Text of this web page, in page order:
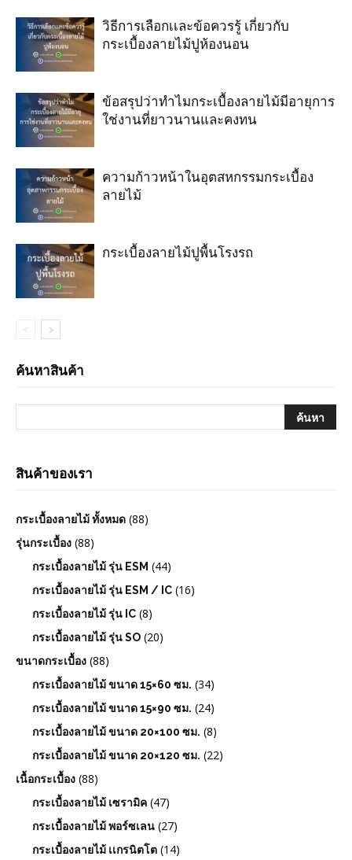
วิธีการเลือกเเละข้อควรรู้ เกี่ยวกับ
กระเบื้องลายไม้ปูห้องนอน
ข้อสรุปว่าทำไมกระเบื้องลายไม้มีอายุการ
ใช่งานที่ยาวนานและคงทน
ความก้าวหน้าในอุตสหกรรมกระเบื้อง
ลายไม้
กระเบื้องลายไม้ปูพื้นโรงรถ
ค้นหาสินค้า
สินค้าของเรา
กระเบื้องลายไม้ ทั้งหมด (88)
รุ่นกระเบื้อง (88)
กระเบื้องลายไม้ รุ่น ESM (44)
กระเบื้องลายไม้ รุ่น ESM / IC (16)
กระเบื้องลายไม้ รุ่น IC (8)
กระเบื้องลายไม้ รุ่น SO (20)
ขนาดกระเบื้อง (88)
กระเบื้องลายไม้ ขนาด 15×60 ซม. (34)
กระเบื้องลายไม้ ขนาด 15×90 ซม. (24)
กระเบื้องลายไม้ ขนาด 20×100 ซม. (8)
กระเบื้องลายไม้ ขนาด 20×120 ซม. (22)
เนื้อกระเบื้อง (88)
กระเบื้องลายไม้ เซรามิค (47)
กระเบื้องลายไม้ พอร์ซเลน (27)
กระเบื้องลายไม้ เเกรนิตโต (14)